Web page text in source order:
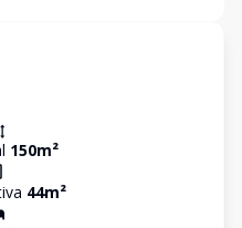
150m²
44m²